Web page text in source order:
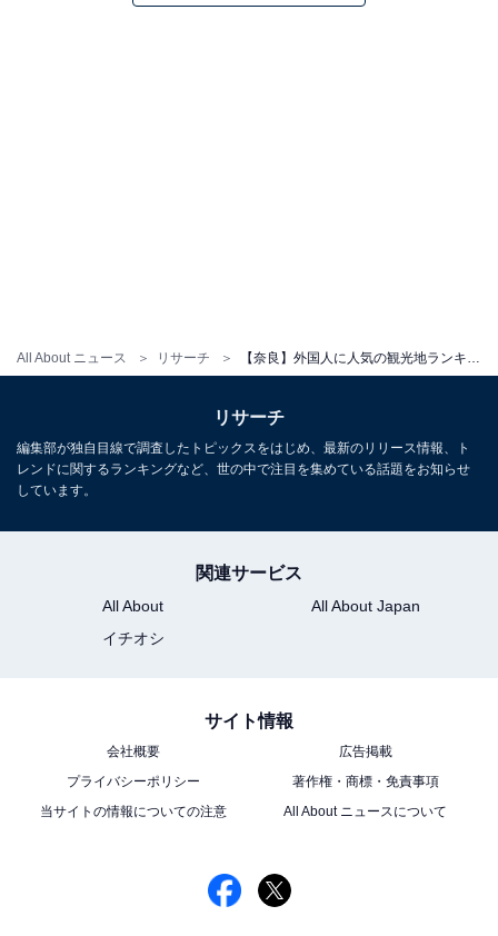
All About ニュース リサーチ
リサーチ
編集部が独自目線で調査したトピックスをはじめ、最新のリリース情報、ト
レンドに関するランキングなど、世の中で注目を集めている話題をお知らせ
しています。
関連サービス
All About
All About Japan
イチオシ
サイト情報
会社概要
広告掲載
プライバシーポリシー
著作権・商標・免責事項
当サイトの情報についての注意
All About ニュースについて